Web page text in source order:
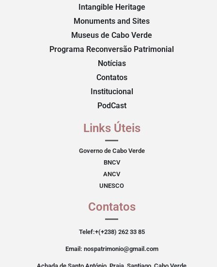
Intangible Heritage
Monuments and Sites
Museus de Cabo Verde
Programa Reconversão Patrimonial
Notícias
Contatos
Institucional
PodCast
Links Úteis
Governo de Cabo Verde
BNCV
ANCV
UNESCO
Contatos
Telef:+(+238) 262 33 85
Email: nospatrimonio@gmail.com